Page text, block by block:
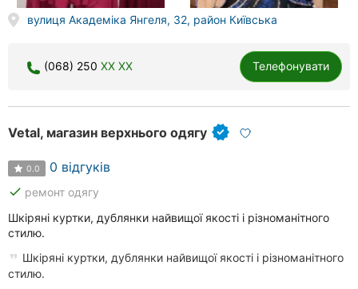
Житомир
Київ
Харків
вулиця Академіка Янгеля, 32, район Київська
(068) 250 XX XX Телефонувати
Vetal, магазин верхнього одягу
0.0 0 відгуків
done ремонт одягу
Шкіряні куртки, дублянки найвищої якості і різноманітного
стилю.
Шкіряні куртки, дублянки найвищої якості і різноманітного
стилю.